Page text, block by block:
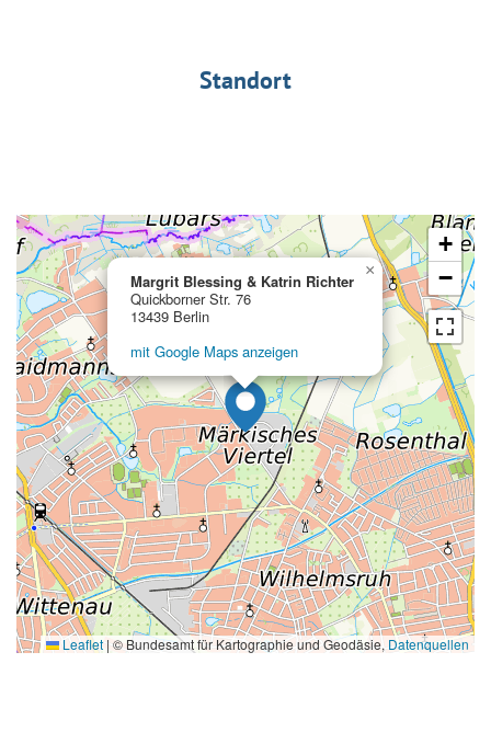
Standort
Margrit Blessing & Katrin Richter
Quickborner Str. 76
13439 Berlin
mit Google Maps anzeigen
×
+
−
Leaflet | © Bundesamt für Kartographie und Geodäsie, Datenquellen